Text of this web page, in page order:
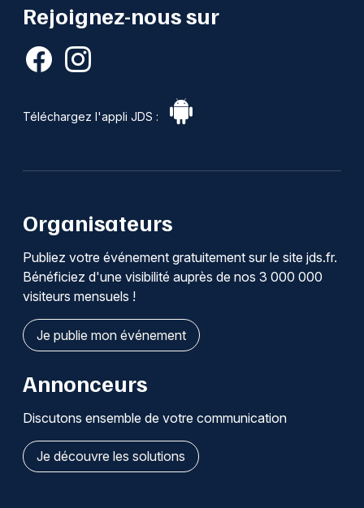
Rejoignez-nous sur
Téléchargez l'appli JDS :
Organisateurs
Publiez votre événement gratuitement sur le site jds.fr.
Bénéficiez d'une visibilité auprès de nos 3 000 000
visiteurs mensuels !
Je publie mon événement
Annonceurs
Discutons ensemble de votre communication
Je découvre les solutions